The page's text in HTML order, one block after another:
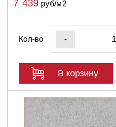
7 439 руб/м2
Кол-во -
В корзину